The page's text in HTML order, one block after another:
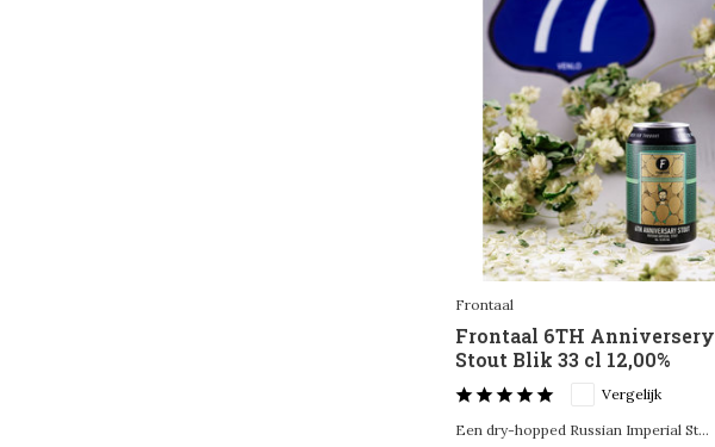
Frontaal
Frontaal 6TH Anniversery
Stout Blik 33 cl 12,00%
Vergelijk
Een dry-hopped Russian Imperial St...